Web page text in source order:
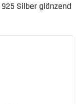
Silber glänzend